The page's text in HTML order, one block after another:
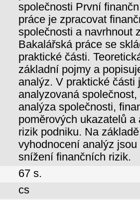
společnosti První
práce je zpracovat
společnosti a navrhnout
Bakalářská práce se
praktické části.
základní pojmy a
analýz. V praktické části
analyzovaná
analýza společnosti,
poměrových ukazatelů
rizik podniku. Na
vyhodnocení analýz
snížení finančních rizik.
67 s.
cs